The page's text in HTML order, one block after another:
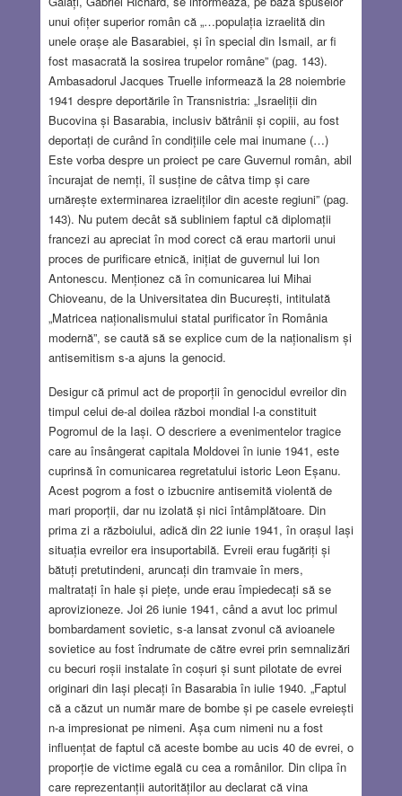
unui ofițer superior român că „…populația izraelită din
unele orașe ale Basarabiei, și în special din Ismail, ar fi
fost masacrată la sosirea trupelor române” (pag. 143).
Ambasadorul Jacques Truelle informează la 28 noiembrie
1941 despre deportările în Transnistria: „Israeliții din
Bucovina și Basarabia, inclusiv bătrânii și copiii, au fost
deportați de curând în condițiile cele mai inumane (…)
Este vorba despre un proiect pe care Guvernul român, abil
încurajat de nemți, îl susține de câtva timp și care
urnărește exterminarea izraeliților din aceste regiuni” (pag.
143). Nu putem decât să subliniem faptul că diplomații
francezi au apreciat în mod corect că erau martorii unui
proces de purificare etnică, inițiat de guvernul lui Ion
Antonescu. Menționez că în comunicarea lui Mihai
Chioveanu, de la Universitatea din București, intitulată
„Matricea naționalismului statal purificator în România
modernă”, se caută să se explice cum de la naționalism și
antisemitism s-a ajuns la genocid.
Desigur că primul act de proporții în genocidul evreilor din
timpul celui de-al doilea război mondial l-a constituit
Pogromul de la Iași. O descriere a evenimentelor tragice
care au însângerat capitala Moldovei în iunie 1941, este
cuprinsă în comunicarea regretatului istoric Leon Eșanu.
Acest pogrom a fost o izbucnire antisemită violentă de
mari proporții, dar nu izolată și nici întâmplătoare. Din
prima zi a războiului, adică din 22 iunie 1941, în orașul Iași
situația evreilor era insuportabilă. Evreii erau fugăriți și
bătuți pretutindeni, aruncați din tramvaie în mers,
maltratați în hale și piețe, unde erau împiedecați să se
aprovizioneze. Joi 26 iunie 1941, când a avut loc primul
bombardament sovietic, s-a lansat zvonul că avioanele
sovietice au fost îndrumate de către evrei prin semnalizări
cu becuri roșii instalate în coșuri și sunt pilotate de evrei
originari din Iași plecați în Basarabia în iulie 1940. „Faptul
că a căzut un număr mare de bombe și pe casele evreiești
n-a impresionat pe nimeni. Așa cum nimeni nu a fost
influențat de faptul că aceste bombe au ucis 40 de evrei, o
proporție de victime egală cu cea a românilor. Din clipa în
care reprezentanții autorităților au declarat că vina